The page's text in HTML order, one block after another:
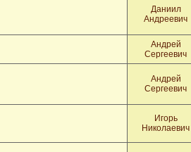
Даниил
Андреевич
Андрей
Сергеевич
Андрей
Сергеевич
Игорь
Николаевич